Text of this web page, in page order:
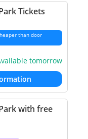
Tickets
than door
tomorrow
with free